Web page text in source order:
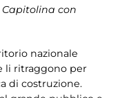
con
nazionale
li ritraggono per
di costruzione.